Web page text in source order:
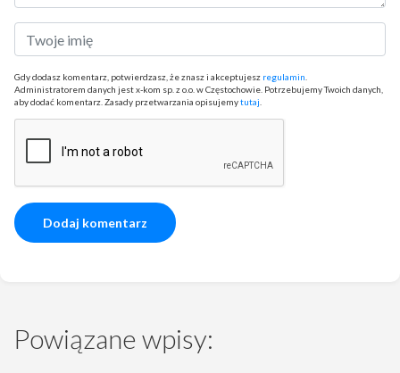
Gdy dodasz komentarz, potwierdzasz, że znasz i akceptujesz regulamin
Administratorem danych jest x-kom sp. z o.o. w Częstochowie. Potrzebujemy Twoich danych,
aby dodać komentarz. Zasady przetwarzania opisujemytutaj
Powiązane wpisy: